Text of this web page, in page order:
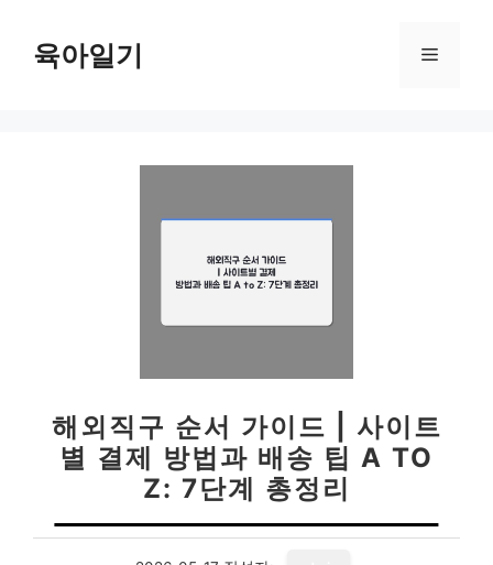
육아일기 메
해외직구 순서 가이드 | 사이트
별 결제 방법과 배송 팁 A TO
Z: 7단계 총정리